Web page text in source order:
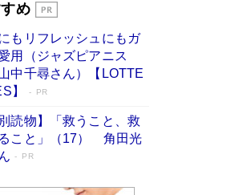
巻がベストセラー1
は「宇宙で描かれたマ
Bang
を集めた『ほほえんで生き
ランクイン［エンターテイ
］
Book Bang
大嘘である」原作者が抱き
…「自己憐憫は描きたくな
だわったこと（後編） #
め
もリフレッシュにもガ
用（ジャズピアニス
中千尋さん）【LOTTE
】
PR
別読物】「救うこと、救
こと」（17） 角田光
PR